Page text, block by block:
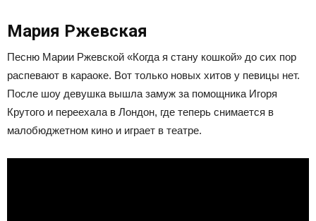
Мария Ржевская
Песню Марии Ржевской «Когда я стану кошкой» до сих пор
распевают в караоке. Вот только новых хитов у певицы нет.
После шоу девушка вышла замуж за помощника Игоря
Крутого и переехала в Лондон, где теперь снимается в
малобюджетном кино и играет в театре.